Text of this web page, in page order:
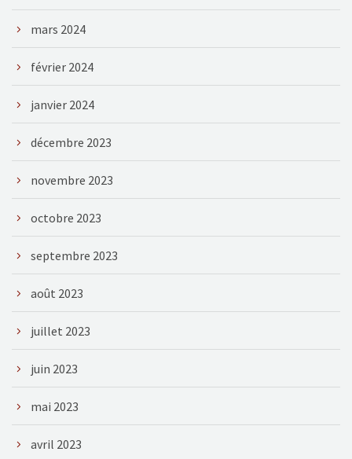
mars 2024
février 2024
janvier 2024
décembre 2023
novembre 2023
octobre 2023
septembre 2023
août 2023
juillet 2023
juin 2023
mai 2023
avril 2023